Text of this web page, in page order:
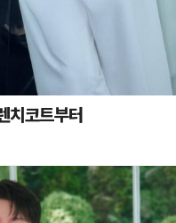
치코트부터